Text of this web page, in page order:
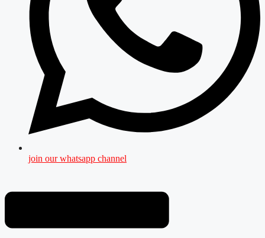
join our whatsapp channel